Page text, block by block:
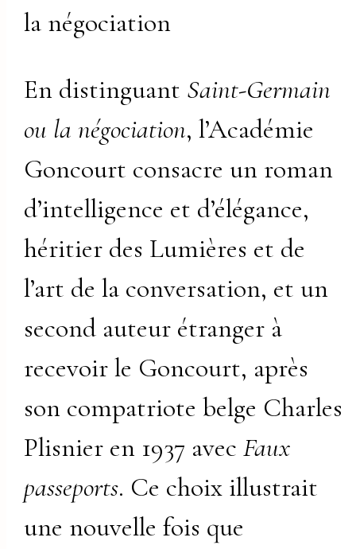
la négociation
En distinguant Saint-Germain
ou la négociation, l’Académie
Goncourt consacre un roman
d’intelligence et d’élégance,
héritier des Lumières et de
l’art de la conversation, et un
second auteur étranger à
recevoir le Goncourt, après
son compatriote belge Charles
Plisnier en 1937 avecFaux
passeports. Ce choix illustrait
une nouvelle fois que